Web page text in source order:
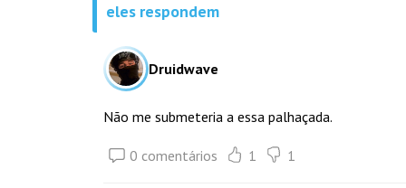
eles respondem
Druidwave
Não me submeteria a essa palhaçada.
0 comentários 1 1